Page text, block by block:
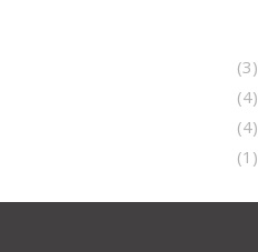
(3)
(4)
(4)
(1)